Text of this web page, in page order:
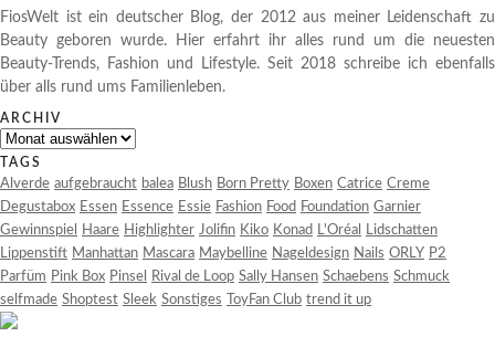
FiosWelt ist ein deutscher Blog, der 2012 aus meiner Leidenschaft zu
Beauty geboren wurde. Hier erfahrt ihr alles rund um die neuesten
Beauty-Trends, Fashion und Lifestyle. Seit 2018 schreibe ich ebenfalls
über alls rund ums Familienleben.
ARCHIV
Archiv
TAGS
Alverde aufgebraucht balea Blush Born Pretty Boxen Catrice Creme
Degustabox Essen Essence Essie Fashion Food Foundation Garnier
Gewinnspiel
Haare Highlighter Jolifin Kiko Konad L'Oréal
Lidschatten
Lippenstift Manhattan Mascara Maybelline Nageldesign Nails ORLY P2
Parfüm Pink Box Pinsel Rival de Loop Sally Hansen Schaebens Schmuck
selfmade Shoptest Sleek Sonstiges ToyFan Club trend it up